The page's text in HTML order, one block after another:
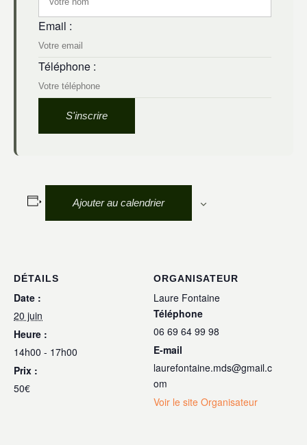
Email :
Téléphone :
Ajouter au calendrier
DÉTAILS
Date :
20 juin
Heure :
14h00 - 17h00
Prix :
50€
ORGANISATEUR
Laure Fontaine
Téléphone
06 69 64 99 98
E-mail
laurefontaine.mds@gmail.c
om
Voir le site Organisateur